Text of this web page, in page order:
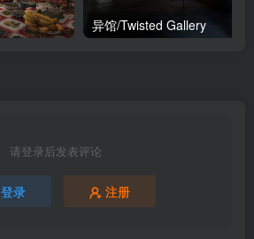
异馆/Twisted Gallery
请登录后发表评论
登录 注册